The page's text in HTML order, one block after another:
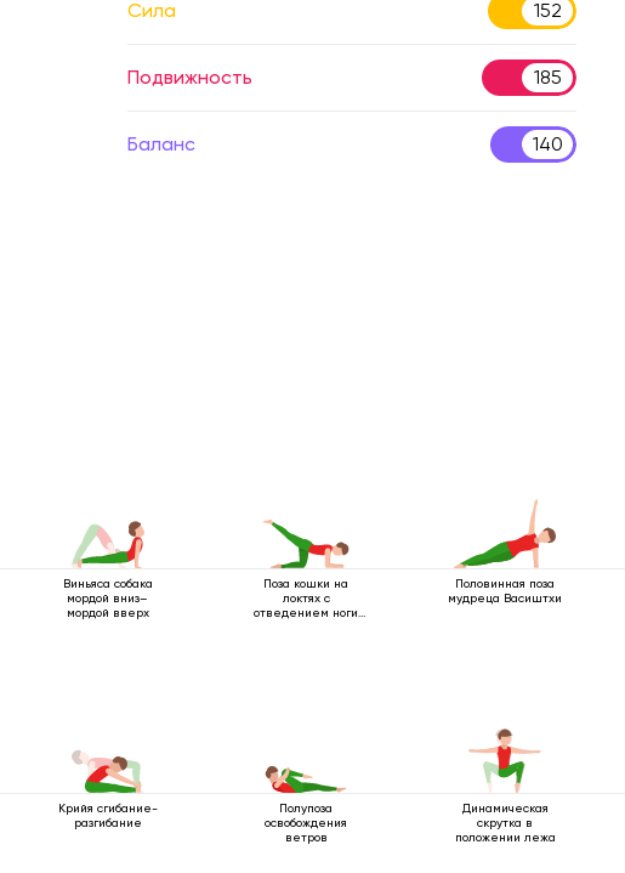
Сила 152
Подвижность 185
Баланс 140
Виньяса собака
мордой вниз–
мордой вверх
Поза кошки на
локтях с
отведением ноги
Половинная поза
мудреца Васиштхи
Крийя сгибание-
разгибание
Полупоза
освобождения
ветров
Динамическая
скрутка в
положении лежа